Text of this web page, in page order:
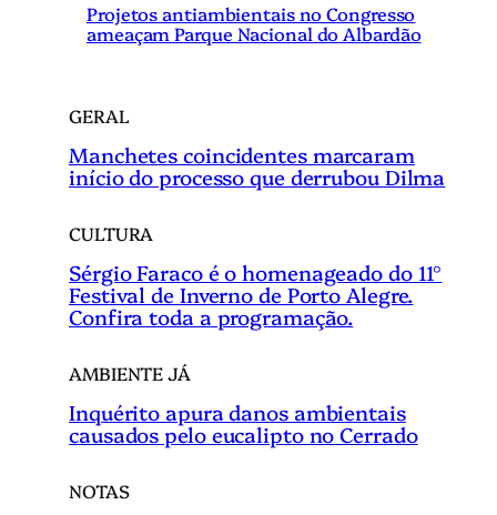
Projetos antiambientais no Congresso
ameaçam Parque Nacional do Albardão
GERAL
Manchetes coincidentes marcaram
início do processo que derrubou Dilma
CULTURA
Sérgio Faraco é o homenageado do 11°
Festival de Inverno de Porto Alegre.
Confira toda a programação.
AMBIENTE JÁ
Inquérito apura danos ambientais
causados pelo eucalipto no Cerrado
NOTAS